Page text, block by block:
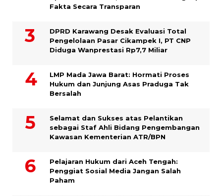
Fakta Secara Transparan
DPRD Karawang Desak Evaluasi Total
Pengelolaan Pasar Cikampek I, PT CNP
Diduga Wanprestasi Rp7,7 Miliar
LMP Mada Jawa Barat: Hormati Proses
Hukum dan Junjung Asas Praduga Tak
Bersalah
Selamat dan Sukses atas Pelantikan
sebagai Staf Ahli Bidang Pengembangan
Kawasan Kementerian ATR/BPN
Pelajaran Hukum dari Aceh Tengah:
Penggiat Sosial Media Jangan Salah
Paham